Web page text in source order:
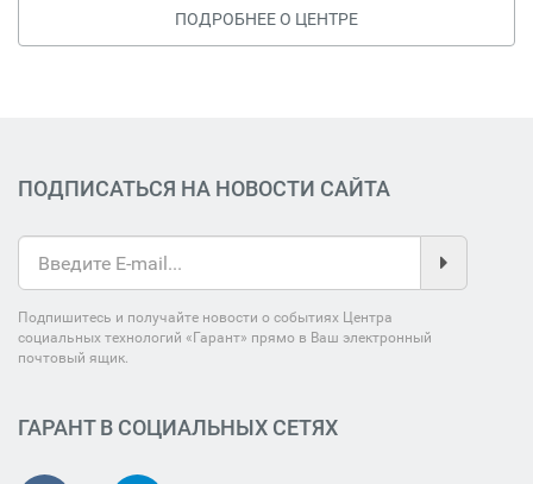
ПОДРОБНЕЕ О ЦЕНТРЕ
ПОДПИСАТЬСЯ НА НОВОСТИ САЙТА
Подпишитесь и получайте новости о событиях Центра
социальных технологий «Гарант» прямо в Ваш электронный
почтовый ящик.
ГАРАНТ В СОЦИАЛЬНЫХ СЕТЯХ